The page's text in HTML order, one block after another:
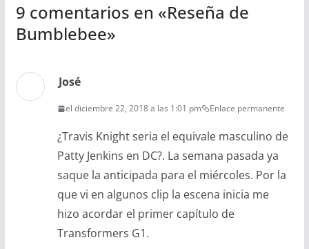
9 comentarios en «Reseña de
Bumblebee»
José
el diciembre 22, 2018 a las 1:01 pm Enlace permanente
¿Travis Knight seria el equivale masculino de
Patty Jenkins en DC?. La semana pasada ya
saque la anticipada para el miércoles. Por la
que vi en algunos clip la escena inicia me
hizo acordar el primer capítulo de
Transformers G1.